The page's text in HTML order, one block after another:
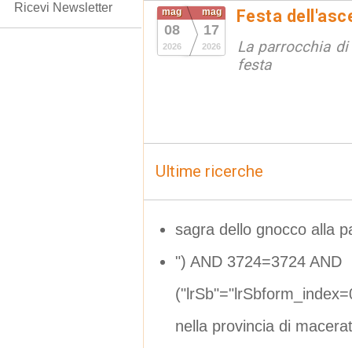
mag
08
2026
mag
17
2026
Festa
La parrocchia
festa
Ultime ricerche
sagra dello gnocco alla
") AND 3724=3724 AND
nella provincia di
Ricevi Newsletter